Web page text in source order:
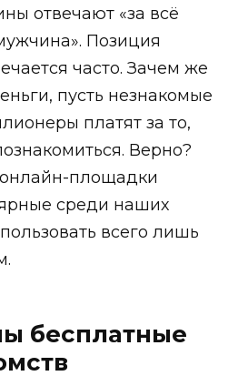
отвечают «за всё
Позиция
часто. Зачем же
пусть незнакомые
платят за то,
Верно?
площадки
среди наших
всего лишь
бесплатные